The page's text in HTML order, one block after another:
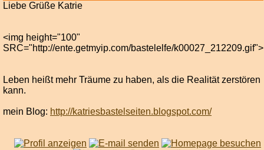
Liebe Grüße Katrie
<img height="100"
SRC="http://ente.getmyip.com/bastelelfe/k00027_212209.gif">
Leben heißt mehr Träume zu haben, als die Realität zerstören
kann.
mein Blog: http://katriesbastelseiten.blogspot.com/